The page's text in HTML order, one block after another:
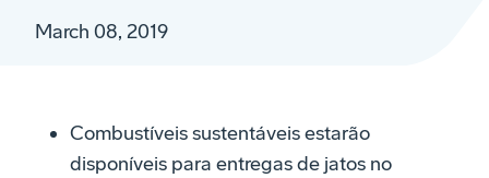
March 08, 2019
Combustíveis sustentáveis estarão
disponíveis para entregas de jatos no